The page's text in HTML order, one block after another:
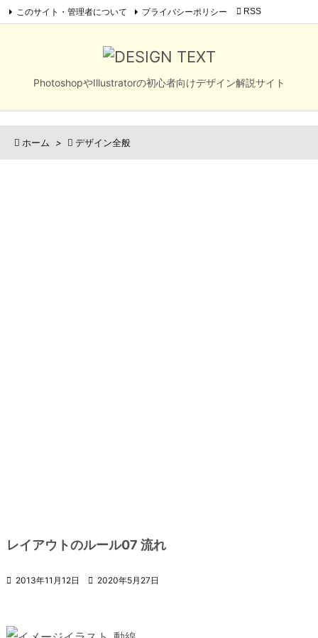
PhotoshopやIllustratorの初心者向けデザイン解説サイト
前へ
このサイト・管理者について プライバシーポリシー  RSS
 ホーム >  デザイン全般
レイアウトのルール07 流れ
 2013年11月12日  2020年5月27日